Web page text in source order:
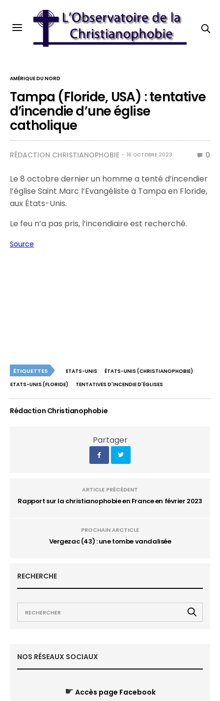
AMÉRIQUE DU NORD
Tampa (Floride, USA) : tentative
d’incendie d’une église
catholique
RÉDACTION CHRISTIANOPHOBIE 16 OCTOBRE 2023 0
Le 8 octobre dernier un homme a tenté d’incendier
l’église Saint Marc l’Evangéliste à Tampa en Floride,
aux États-Unis.
Le feu n’a pas pris, l’incendiaire est recherché.
Source
ÉTIQUETTES ETATS-UNIS
ÉTATS-UNIS (CHRISTIANOPHOBIE)
ETATS-UNIS (FLORIDE)
TENTATIVES D'INCENDIE D'ÉGLISES
Rédaction Christianophobie
Partager
ARTICLE PRÉCÉDENT
Rapport sur la christianophobie en France en février 2023
PROCHAIN ARCTICLE
Vergezac (43) : une tombe vandalisée
RECHERCHE
NOS RÉSEAUX SOCIAUX
☛ Accès page Facebook